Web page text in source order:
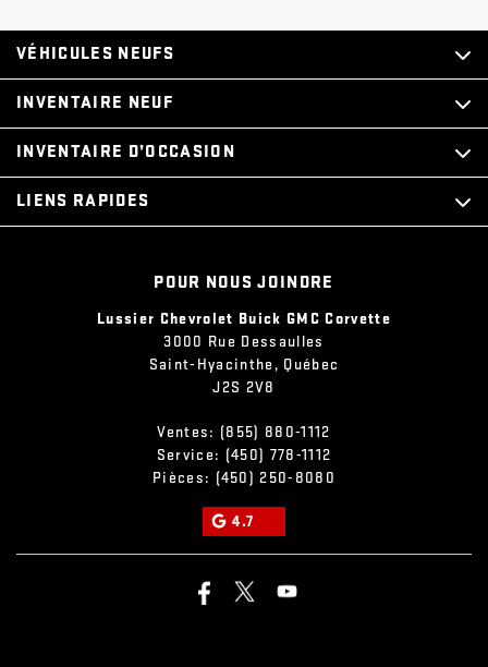
POUR NOUS JOINDRE
Lussier Chevrolet Buick GMC Corvette
3000 Rue Dessaulles
Saint-Hyacinthe , Québec
J2S 2V8
Ventes: (855) 880-1112
Service: (450) 778-1112
Pièces: (450) 250-8080
4.7
VÉHICULES NEUFS
INVENTAIRE NEUF
INVENTAIRE D’OCCASION
LIENS RAPIDES